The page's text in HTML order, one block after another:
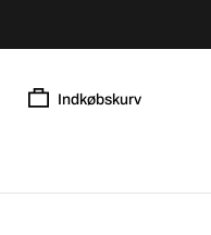
Indkøbskurv